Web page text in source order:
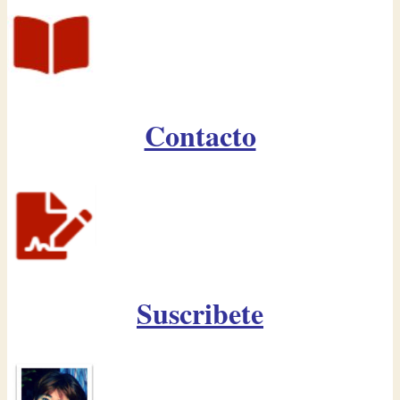
Contacto
Suscribete